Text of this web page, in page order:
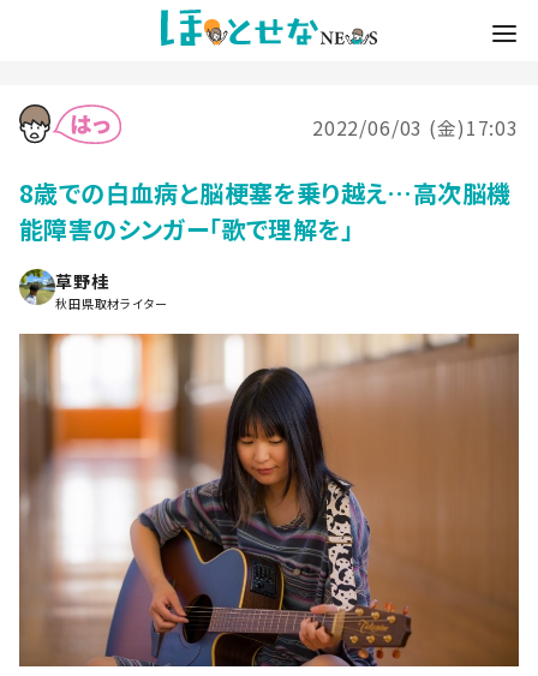
2022/06/03 (金)17:03
8歳での白血病と脳梗塞を乗り越え…高次脳機
能障害のシンガー「歌で理解を」
草野桂
秋田県取材ライター